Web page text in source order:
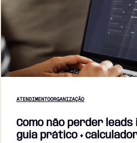
ATENDIMENTOORGANIZAÇÃO
Como não perder leads
guia prático +